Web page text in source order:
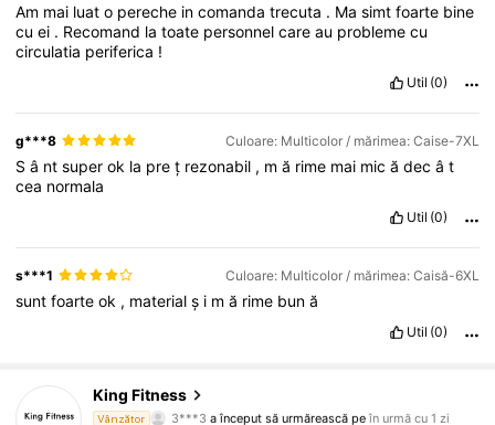
Am mai luato pereche incomandatrecuta . Masimtfoarte bine
cuei . Recomand latoate personnelcareau problemecu
circulatia periferica !
Util (0)
g***8 Culoare: Multicolor / mărimea: Caise-7XL
Sâ ntsuperok la preț rezonabil , mă rime mai micădecât
cea normala
Util (0)
s***1 Culoare: Multicolor / mărimea: Caisă-6XL
suntfoarteok , materialș i mă rime bună
Util (0)
King Fitness
Vânzător